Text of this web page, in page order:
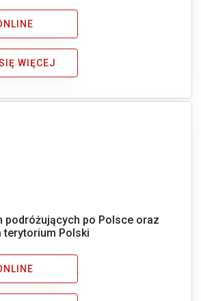
WIĘCEJ
podróżujących po Polsce oraz
terytorium Polski